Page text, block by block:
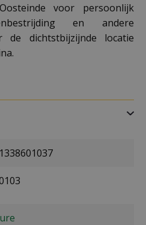
voor persoonlijk
en andere
de dichtstbijzijnde locatie